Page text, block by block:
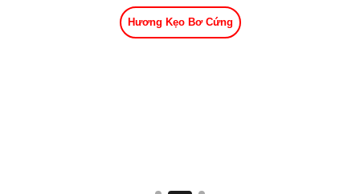
Hương Kẹo Bơ Cứng